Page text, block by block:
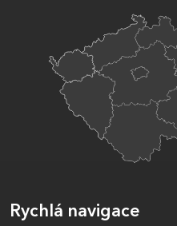
Rychlá navigace